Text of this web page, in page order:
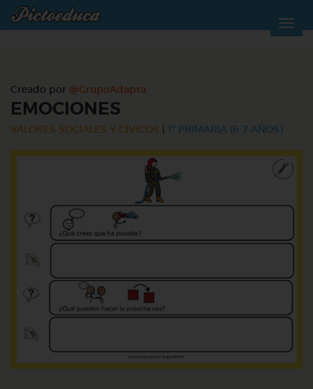
Creado por @GrupoAdapta
EMOCIONES
VALORES SOCIALES Y CÍVICOS 1º PRIMARIA (6-7 AÑOS)